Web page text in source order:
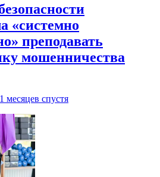
«системно
преподавать
мошенничества
месяцев спустя